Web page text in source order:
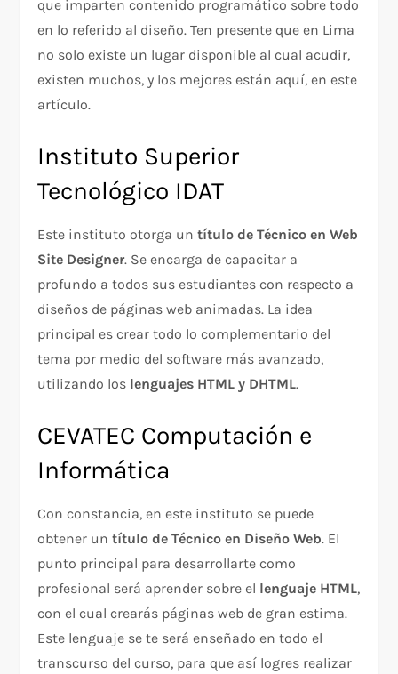
que imparten contenido programático sobre todo
en lo referido al diseño. Ten presente que en Lima
no solo existe un lugar disponible al cual acudir,
existen muchos, y los mejores están aquí, en este
artículo.
Instituto Superior
Tecnológico IDAT
Este instituto otorga untítulo de Técnico en Web
Site Designer. Se encarga de capacitar a
profundo a todos sus estudiantes con respecto a
diseños de páginas web animadas. La idea
principal es crear todo lo complementario del
tema por medio del software más avanzado,
utilizando los lenguajes HTML y DHTML.
CEVATEC Computación e
Informática
Con constancia, en este instituto se puede
obtener untítulo de Técnico en Diseño Web. El
punto principal para desarrollarte como
profesional será aprender sobre el lenguaje HTML,
con el cual crearás páginas web de gran estima.
Este lenguaje se te será enseñado en todo el
transcurso del curso, para que así logres realizar